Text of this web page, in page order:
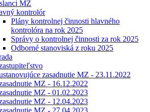
MZ
kontrolór
Plány kontrolnej činnosti hlavného
kontrolóra na rok 2025
Správy o kontrolnej činnosti za rok 2025
Odborné stanoviská z roku 2025
zasadnutie MZ - 23.11.2022
MZ - 16.12.2022
MZ - 01.02.2023
MZ - 12.04.2023
MZ - 27.04.2023